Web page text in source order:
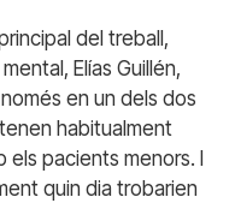
del treball,
Elías Guillén,
en un dels dos
habitualment
pacients menors. I
quin dia trobarien